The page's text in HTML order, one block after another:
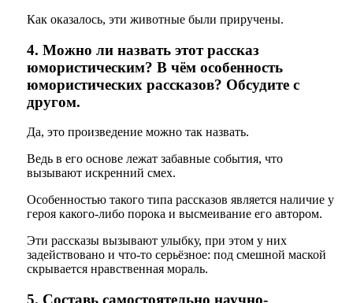
Как оказалось, эти животные были приручены.
4. Можно ли назвать этот рассказ
юмористическим? В чём особенность
юмористических рассказов? Обсудите с
другом.
Да, это произведение можно так назвать.
Ведь в его основе лежат забавные события, что
вызывают искренний смех.
Особенностью такого типа рассказов является наличие у
героя какого-либо порока и высмеивание его автором.
Эти рассказы вызывают улыбку, при этом у них
задействовано и что-то серьёзное: под смешной маской
скрывается нравственная мораль.
5. Составь самостоятельно научно-